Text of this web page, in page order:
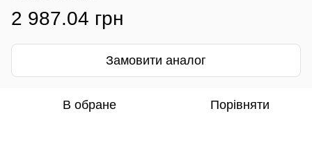
2 987.04 грн
Замовити аналог
В обране Порівняти